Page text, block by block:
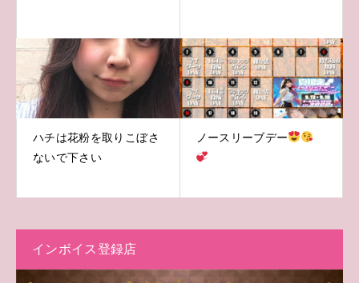
ハチは花粉を取りこぼさ
ないで下さい
ノースリーブデー
インボイス登録店